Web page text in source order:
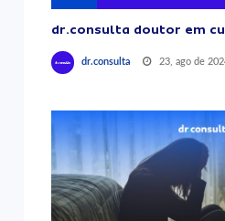
dr.consulta doutor em
dr.consulta 23, ago de